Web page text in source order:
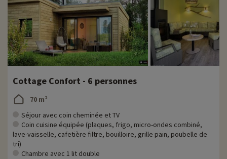
Cottage Confort - 6 personnes
70 m²
Séjour avec coin cheminée et TV
Coin cuisine équipée (plaques, frigo, micro-ondes combiné,
lave-vaisselle, cafetière filtre, bouilloire, grille pain, poubelle de
tri)
Chambre avec 1 lit double